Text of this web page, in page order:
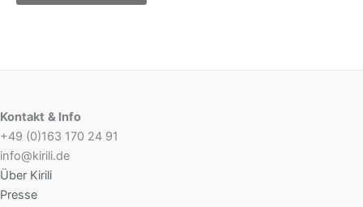
Kontakt & Info
+49 (0)163 170 24 91
info@kirili.de
Über Kirili
Presse